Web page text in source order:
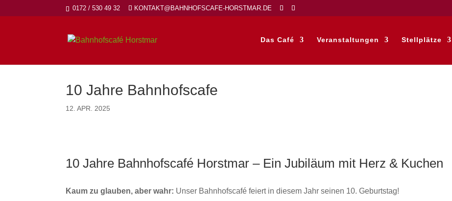
0172 / 530 49 32 KONTAKT@BAHNHOFSCAFE-HORSTMAR.DE
Das Café Veranstaltungen Stellplätze
10 Jahre Bahnhofscafe
12. APR. 2025
10 Jahre Bahnhofscafé Horstmar – Ein Jubiläum mit Herz & Kuchen
Kaum zu glauben, aber wahr: Unser Bahnhofscafé feiert in diesem Jahr seinen 10. Geburtstag!